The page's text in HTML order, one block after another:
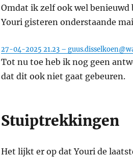
Omdat ik zelf ook wel
Youri gisteren onderstaande
27-04-2025 21.23 –
Tot nu toe heb ik nog geen
dat dit ook niet gaat gebeuren.
Stuiptrekkingen
Het lijkt er op dat Youri de